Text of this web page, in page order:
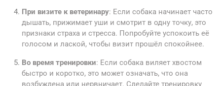
При визите к ветеринару: Если собака начинает часто
дышать, прижимает уши и смотрит в одну точку, это
признаки страха и стресса. Попробуйте успокоить её
голосом и лаской, чтобы визит прошёл спокойнее.
Во время тренировки: Если собака виляет хвостом
быстро и коротко, это может означать, что она
возбуждена или нервничает. Сделайте тренировку